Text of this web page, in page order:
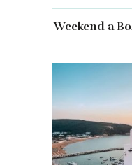
Weekend a